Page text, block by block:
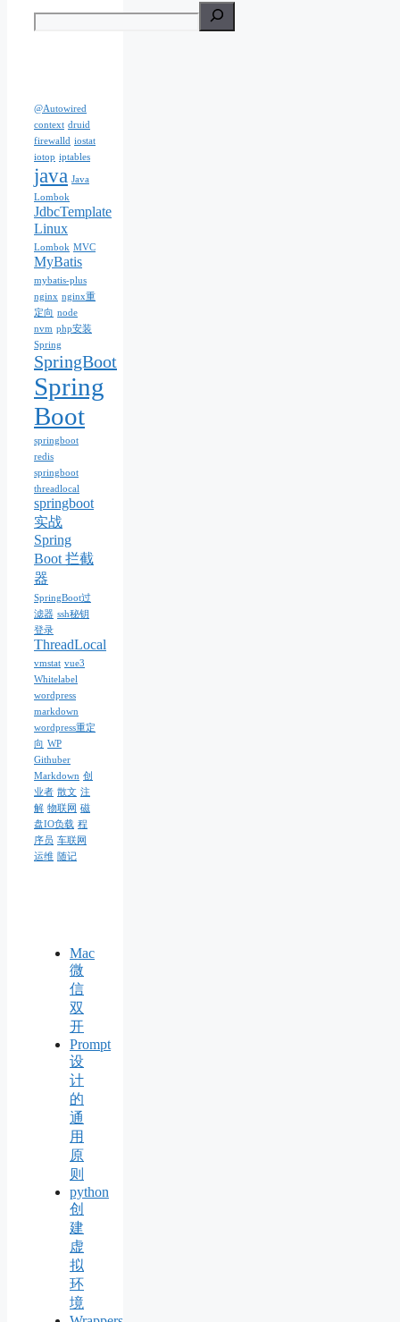
@Autowired
context druid
firewalld iostat
iotop iptables
java Java
Lombok
JdbcTemplate
Linux
Lombok MVC
MyBatis
mybatis-plus
nginx nginx重
定向 node
nvm php安装
Spring
SpringBoot
Spring
Boot
springboot
redis
springboot
threadlocal
springboot
实战
Spring
Boot 拦截
器
SpringBoot过
滤器 ssh秘钥
登录
ThreadLocal
vmstat vue3
Whitelabel
wordpress
markdown
wordpress重定
向 WP
Githuber
Markdown 创
业者 散文 注
解 物联网 磁
盘IO负载 程
序员 车联网
运维 随记
Mac
微
信
双
开
Prompt
设
计
的
通
用
原
则
python
创
建
虚
拟
环
境